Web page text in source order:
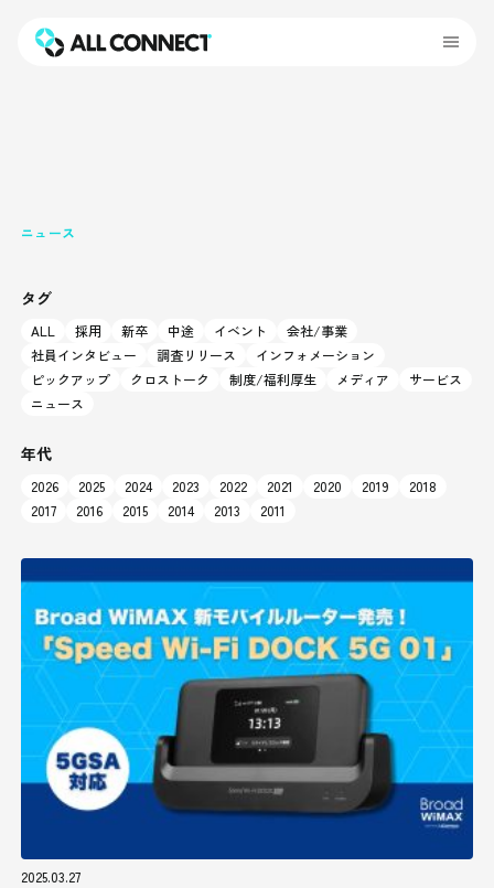
ニュース
タグ
ALL 採用 新卒 中途 イベント
会社/事業
社員インタビュー
調査リリース
インフォメーション
ピックアップ
クロストーク 制度/福利厚生 メディア
サービス
ニュース
年代
2026 2025 2024 2023 2022 2021 2020 2019
2018
2017
2016 2015 2014 2013 2011
2025.03.27